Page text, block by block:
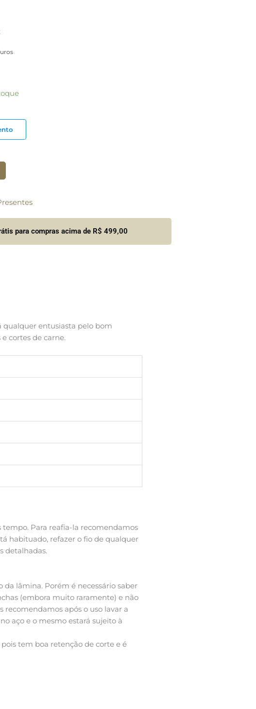
para compras acima de R$ 499,00
qualquer entusiasta pelo bom
cortes de carne.
Para reafia-la recomendamos
habituado, refazer o fio de qualquer
detalhadas.
lâmina. Porém é necessário saber
(embora muito raramente) e não
recomendamos após o uso lavar a
aço e o mesmo estará sujeito à
tem boa retenção de corte e é